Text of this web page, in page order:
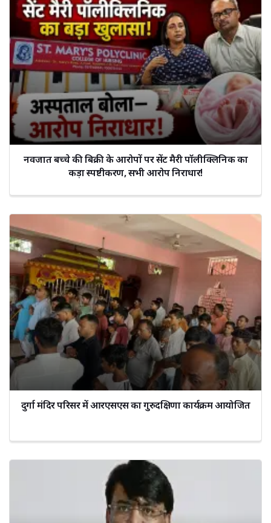
नवजात बच्चे की बिक्री के आरोपों पर सेंट मैरी पॉलीक्लिनिक का
कड़ा स्पष्टीकरण, सभी आरोप निराधार!
दुर्गा मंदिर परिसर में आरएसएस का गुरुदक्षिणा कार्यक्रम आयोजित